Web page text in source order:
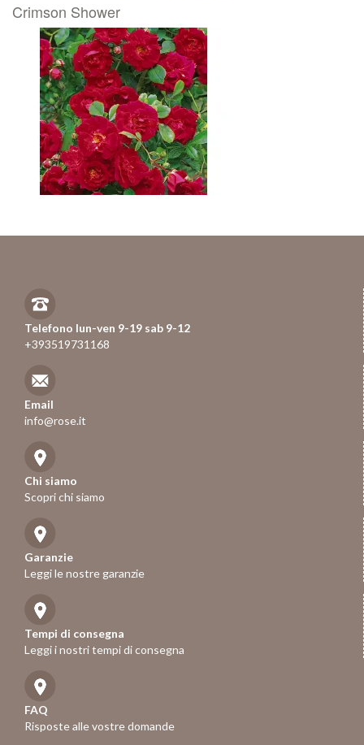
Crimson Shower
Telefono lun-ven 9-19 sab 9-12
+393519731168
Email
info@rose.it
Chi siamo
Scopri chi siamo
Garanzie
Leggi le nostre garanzie
Tempi di consegna
Leggi i nostri tempi di consegna
FAQ
Risposte alle vostre domande